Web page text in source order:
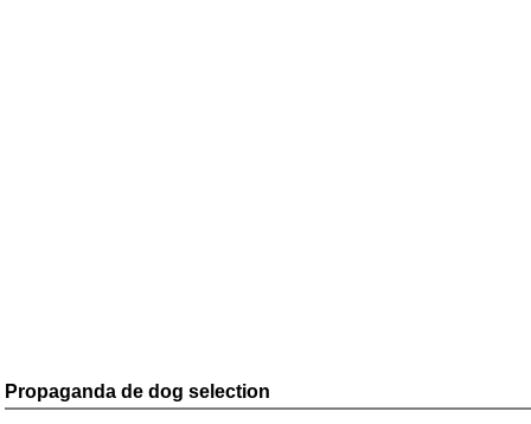
Propaganda de dog selection